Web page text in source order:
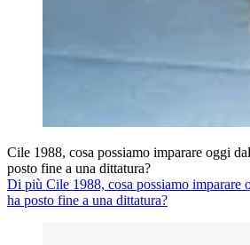
Cile 1988, cosa possiamo imparare oggi
posto fine a una dittatura?
Di più Cile 1988, cosa possiamo imparare
ha posto fine a una dittatura?